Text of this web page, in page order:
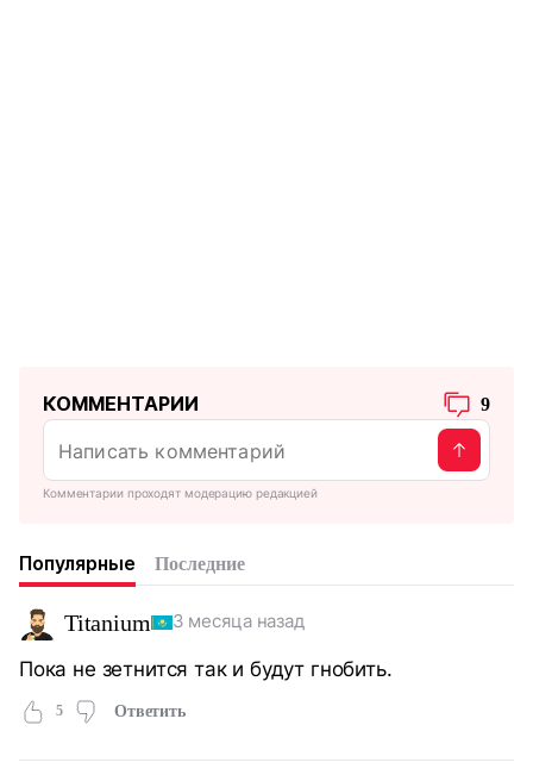
КОММЕНТАРИИ 9
Комментарии проходят модерацию редакцией
Популярные Последние
Titanium 3 месяца назад
Пока не зетнится так и будут гнобить.
5 Ответить